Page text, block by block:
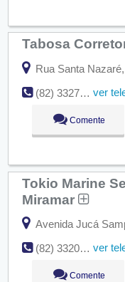
Tabosa
Rua Santa
(82) 3327-3961
ver
Comente
Tokio Marine
Miramar
Avenida Jucá
(82) 3320-1340
ver
Comente